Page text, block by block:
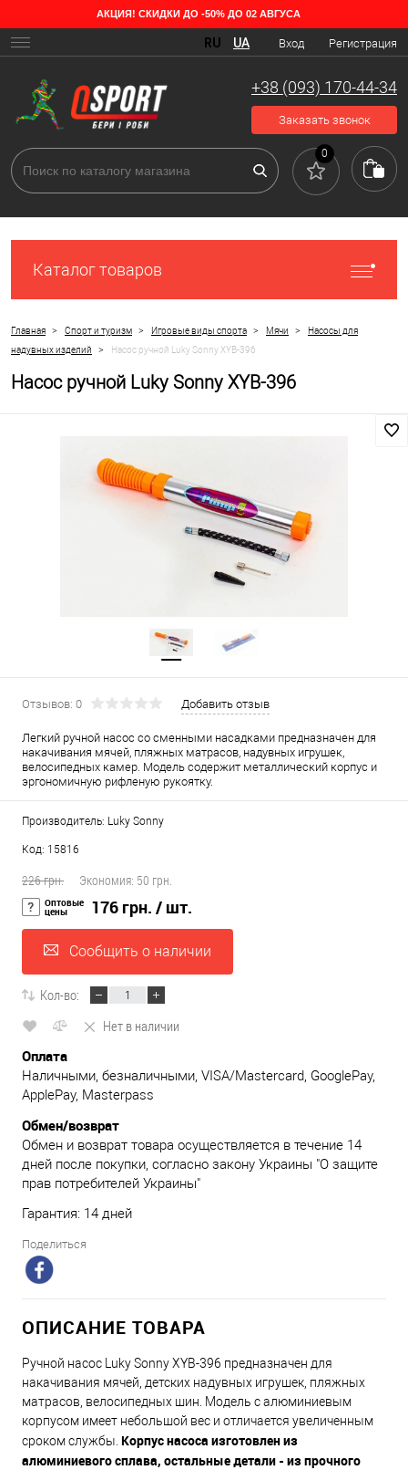
АКЦИЯ! СКИДКИ ДО -50% ДО 02 АВГУСА
Вход Регистрация
RU UA
+38 (093) 170-44-34
Заказать звонок
0
Каталог товаров
Главная > Спорт и туризм > Игровые виды спорта > Мячи >
Насосы для
надувных изделий
> Насос ручной Luky Sonny XYB-396
Насос ручной Luky Sonny XYB-396
Отзывов: 0 Добавить отзыв
Легкий ручной насос со сменными насадками предназначен для
накачивания мячей, пляжных матрасов, надувных игрушек,
велосипедных камер. Модель содержит металлический корпус и
эргономичную рифленую рукоятку.
Производитель: Luky Sonny
Код: 15816
226 грн. Экономия: 50 грн.
Оптовые
цены 176 грн. / шт.
Сообщить о наличии
Кол-во:
Нет в наличии
Оплата
Наличными, безналичными, VISA/Mastercard, GooglePay,
ApplePay, Masterpass
Обмен/возврат
Обмен и возврат товара осуществляется в течение 14
дней после покупки, согласно закону Украины "О защите
прав потребителей Украины"
Гарантия: 14 дней
Поделиться
ОПИСАНИЕ ТОВАРА
Ручной насос Luky Sonny XYB-396 предназначен для
накачивания мячей, детских надувных игрушек, пляжных
матрасов, велосипедных шин. Модель с алюминиевым
корпусом имеет небольшой вес и отличается увеличенным
сроком службы. Корпус насоса изготовлен из
алюминиевого сплава, остальные детали - из прочного